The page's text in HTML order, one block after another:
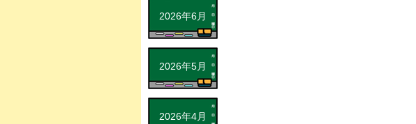
2026年4月
2026年5月
2026年6月